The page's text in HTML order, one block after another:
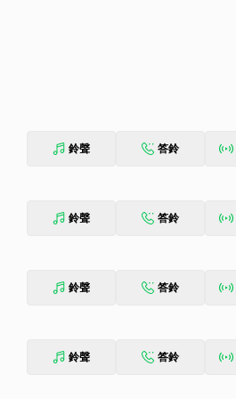
鈴聲 答鈴
鈴聲 答鈴
鈴聲 答鈴
鈴聲 答鈴